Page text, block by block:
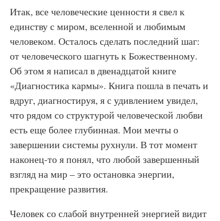
Итак, все человеческие ценности я свел к
единству с миром, вселенной и любимым
человеком. Осталось сделать последний шаг:
от человеческого шагнуть к Божественному.
Об этом я написал в двенадцатой книге
«Диагностика кармы». Книга пошла в печать и
вдруг, диагностируя, я с удивлением увидел,
что рядом со структурой человеческой любви
есть еще более глубинная. Мои мечты о
завершении системы рухнули. В тот момент
наконец-то я понял, что любой завершенный
взгляд на мир – это остановка энергии,
прекращение развития.
Человек со слабой внутренней энергией видит